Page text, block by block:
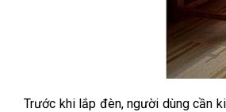
Trước khi lắp đèn, người dùng cần